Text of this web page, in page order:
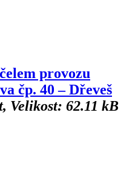
provozu
čp. 40 – Dřeveš
Velikost: 62.11 kB